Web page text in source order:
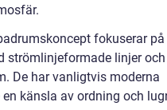
fokuserar på
strömlinjeformade linjer och
De har vanligtvis moderna
känsla av ordning och